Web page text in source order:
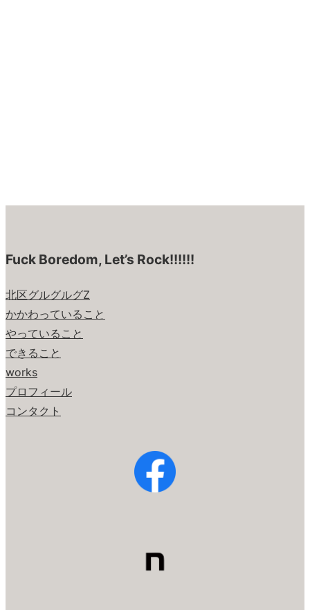
Fuck Boredom, Let’s Rock!!!!!!
北区グルグルグZ
かかわっていること
やっていること
できること
works
プロフィール
コンタクト